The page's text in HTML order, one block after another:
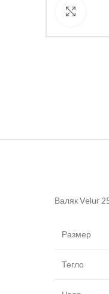
Валяк Velur
Размер
Тегло